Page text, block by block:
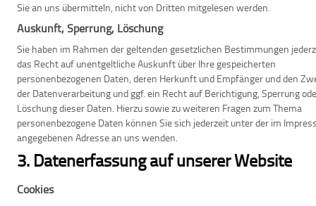
Sie an uns übermitteln, nicht von Dritten mitgelesen werden.
Auskunft, Sperrung, Löschung
Sie haben im Rahmen der geltenden gesetzlichen Bestimmungen
das Recht auf unentgeltliche Auskunft über Ihre gespeicherten
personenbezogenen Daten, deren Herkunft und Empfänger und den
der Datenverarbeitung und ggf. ein Recht auf Berichtigung, Sperrung
Löschung dieser Daten. Hierzu sowie zu weiteren Fragen zum Thema
personenbezogene Daten können Sie sich jederzeit unter der im
angegebenen Adresse an uns wenden.
3. Datenerfassung auf unserer Website
Cookies